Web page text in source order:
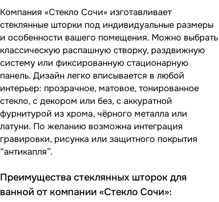
Компания «Стекло Сочи» изготавливает
стеклянные шторки под индивидуальные размеры
и особенности вашего помещения. Можно выбрать
классическую распашную створку, раздвижную
систему или фиксированную стационарную
панель. Дизайн легко вписывается в любой
интерьер: прозрачное, матовое, тонированное
стекло, с декором или без, с аккуратной
фурнитурой из хрома, чёрного металла или
латуни. По желанию возможна интеграция
гравировки, рисунка или защитного покрытия
“антикапля”.
Преимущества стеклянных шторок для
ванной от компании «Стекло Сочи»: